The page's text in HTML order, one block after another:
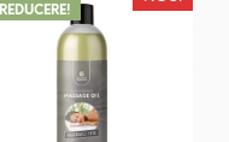
REDUCERE!